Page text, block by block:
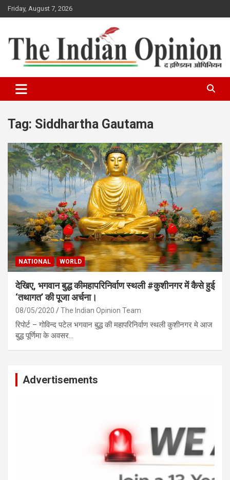
Skip
to
Friday, August 7, 2026
Indian Opinion News
Tag: Siddhartha Gautama
NATIONAL WORLD
देखिए, भगवान बुद्ध कीमहापरिनिर्वाण स्थली #कुशीनगर में कैसे हुई
‘तथागत’ की पूजा अर्चना।
08/05/2020 The Indian Opinion Team
रिपोर्ट – गोविन्द पटेल भगवान बुद्ध की महापरिनिर्वाण स्थली कुशीनगर मे आज
बुद्ध पूर्णिमा के अवसर…
Advertisements